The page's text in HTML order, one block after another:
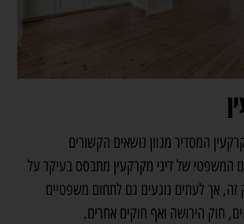
המסדיר מגוון נושאים הקשורים
המשפטי של דיני מקרקעין מתבסס בעיקר על
זה, אך לעתים נוגעים גם לתחום משפטיים
חוק הירושה ואף חוקים אחרים.